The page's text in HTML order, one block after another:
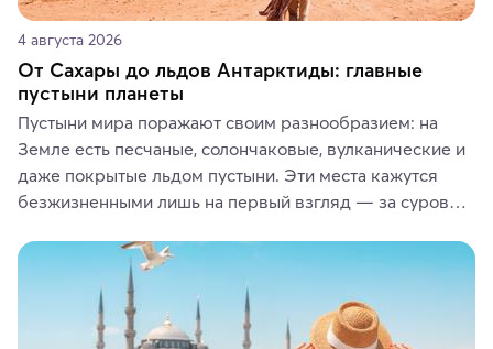
4 августа 2026
От Сахары до льдов Антарктиды: главные
пустыни планеты
Пустыни мира поражают своим разнообразием: на
Земле есть песчаные, солончаковые, вулканические и
даже покрытые льдом пустыни. Эти места кажутся
безжизненными лишь на первый взгляд — за суровой
животные и маршруты, которые дарят одни из самых
ярких впечатлений от путешествий.